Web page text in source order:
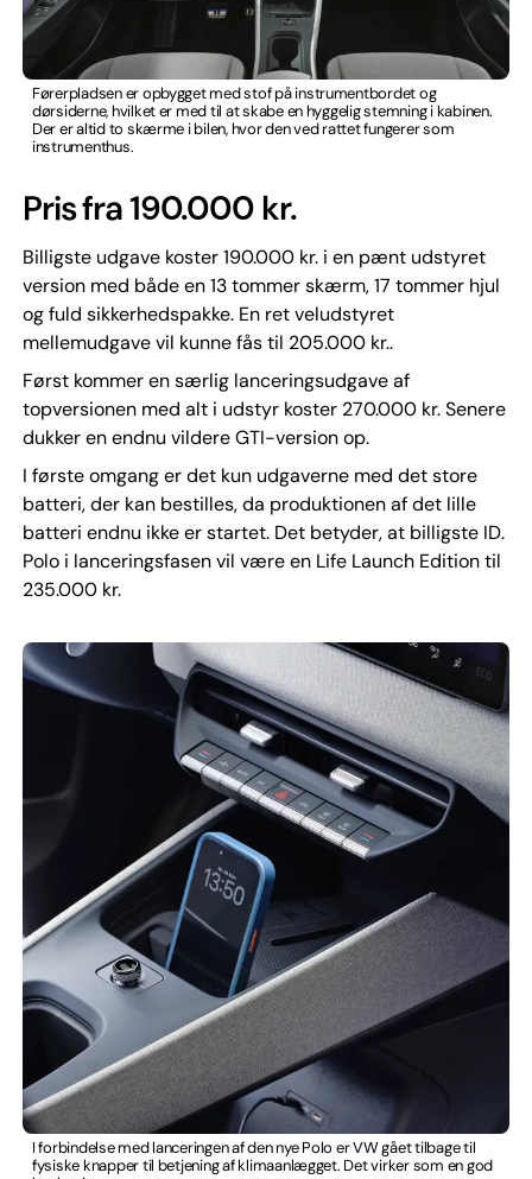
Førerpladsen er opbygget med stof på instrumentbordet og
dørsiderne, hvilket er med til at skabe en hyggelig stemning i kabinen.
Der er altid to skærme i bilen, hvor den ved rattet fungerer som
instrumenthus.
Pris fra 190.000 kr.
Billigste udgave koster 190.000 kr. i en pænt udstyret
version med både en 13 tommer skærm, 17 tommer hjul
og fuld sikkerhedspakke. En ret veludstyret
mellemudgave vil kunne fås til 205.000 kr..
Først kommer en særlig lanceringsudgave af
topversionen med alt i udstyr koster 270.000 kr. Senere
dukker en endnu vildere GTI-version op.
I første omgang er det kun udgaverne med det store
batteri, der kan bestilles, da produktionen af det lille
batteri endnu ikke er startet. Det betyder, at billigste ID.
Polo i lanceringsfasen vil være en Life Launch Edition til
235.000 kr.
I forbindelse med lanceringen af den nye Polo er VW gået tilbage til
fysiske knapper til betjening af klimaanlægget. Det virker som en god